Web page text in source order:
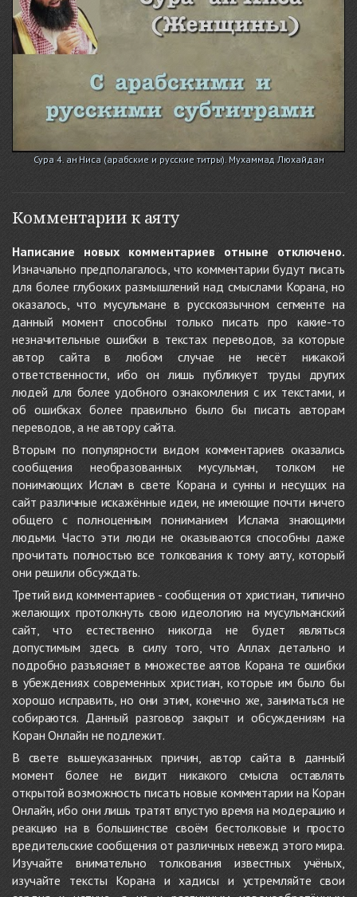
Сура 4. ан Ниса (арабские и русские титры). Мухаммад Люхайдан
Комментарии к аяту
Написание новых комментариев отныне отключено.
Изначально предполагалось, что комментарии будут писать
для более глубоких размышлений над смыслами Корана, но
оказалось, что мусульмане в русскоязычном сегменте на
данный момент способны только писать про какие-то
незначительные ошибки в текстах переводов, за которые
автор сайта в любом случае не несёт никакой
ответственности, ибо он лишь публикует труды других
людей для более удобного ознакомления с их текстами, и
об ошибках более правильно было бы писать авторам
переводов, а не автору сайта.
Вторым по популярности видом комментариев оказались
сообщения необразованных мусульман, толком не
понимающих Ислам в свете Корана и сунны и несущих на
сайт различные искажённые идеи, не имеющие почти ничего
общего с полноценным пониманием Ислама знающими
людьми. Часто эти люди не оказываются способны даже
прочитать полностью все толкования к тому аяту, который
они решили обсуждать.
Третий вид комментариев - сообщения от христиан, типично
желающих протолкнуть свою идеологию на мусульманский
сайт, что естественно никогда не будет являться
допустимым здесь в силу того, что Аллах детально и
подробно разъясняет в множестве аятов Корана те ошибки
в убеждениях современных христиан, которые им было бы
хорошо исправить, но они этим, конечно же, заниматься не
собираются. Данный разговор закрыт и обсуждениям на
Коран Онлайн не подлежит.
В свете вышеуказанных причин, автор сайта в данный
момент более не видит никакого смысла оставлять
открытой возможность писать новые комментарии на Коран
Онлайн, ибо они лишь тратят впустую время на модерацию и
реакцию на в большинстве своём бестолковые и просто
вредительские сообщения от различных невежд этого мира.
Изучайте внимательно толкования известных учёных,
изучайте тексты Корана и хадисы и устремляйте свои